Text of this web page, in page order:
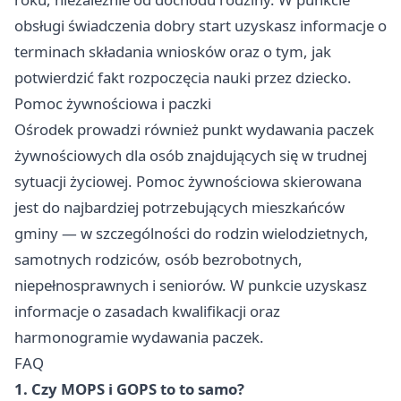
obsługi świadczenia dobry start uzyskasz informacje o
terminach składania wniosków oraz o tym, jak
potwierdzić fakt rozpoczęcia nauki przez dziecko.
Pomoc żywnościowa i paczki
Ośrodek prowadzi również punkt wydawania paczek
żywnościowych dla osób znajdujących się w trudnej
sytuacji życiowej. Pomoc żywnościowa skierowana
jest do najbardziej potrzebujących mieszkańców
gminy — w szczególności do rodzin wielodzietnych,
samotnych rodziców, osób bezrobotnych,
niepełnosprawnych i seniorów. W punkcie uzyskasz
informacje o zasadach kwalifikacji oraz
harmonogramie wydawania paczek.
FAQ
1. Czy MOPS i GOPS to to samo?